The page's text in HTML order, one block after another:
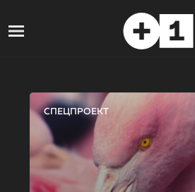
СПЕЦПРОЕКТ